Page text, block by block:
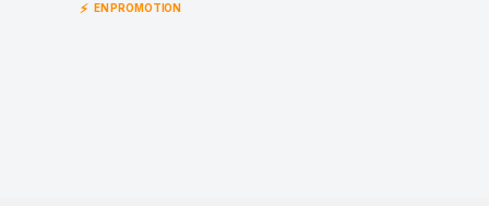
⚡ EN PROMOTION